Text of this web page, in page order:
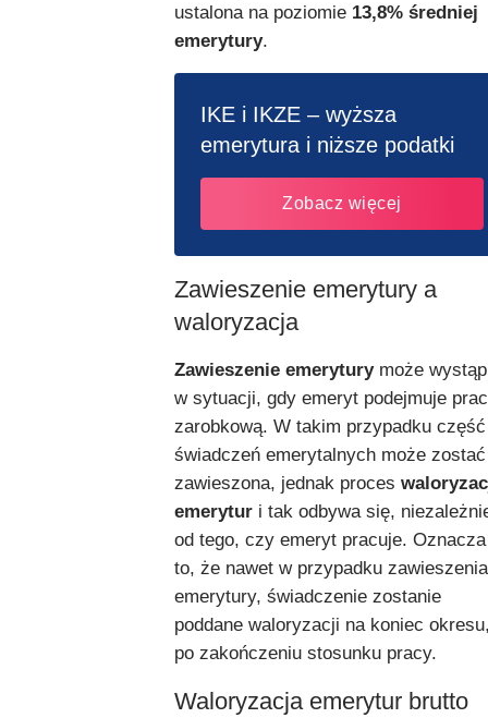
ustalona na poziomie 13,8% średniej
emerytury.
IKE i IKZE – wyższa
emerytura i niższe podatki
Zobacz więcej
Zawieszenie emerytury a
waloryzacja
Zawieszenie emeryturymoże
w sytuacji, gdy emeryt podejmuje
zarobkową. W takim przypadku część
świadczeń emerytalnych może zostać
zawieszona, jednak proces
emerytur i tak odbywa się,
od tego, czy emeryt pracuje. Oznacza
to, że nawet w przypadku zawieszenia
emerytury, świadczenie zostanie
poddane waloryzacji na koniec
po zakończeniu stosunku pracy.
Waloryzacja emerytur brutto